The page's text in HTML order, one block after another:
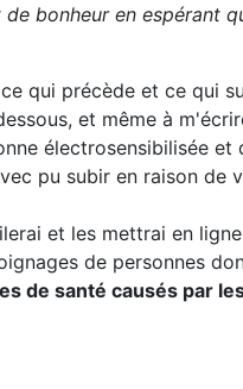
bonheur en espérant
qui précède et ce qui
et même à
électrosensibilisée et
pu subir en raison de
et les mettrai en
de personnes
de santé causés par